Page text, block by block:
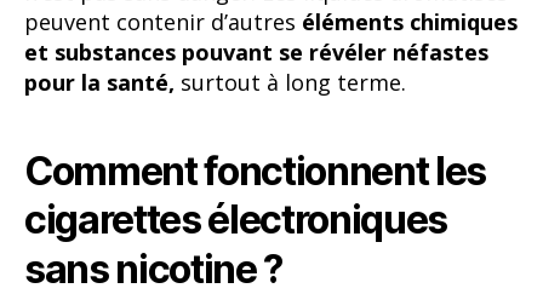
peuvent contenir d’autres éléments chimiques
et substances pouvant se révéler néfastes
pour la santé, surtout à long terme.
Comment fonctionnent les
cigarettes électroniques
sans nicotine ?